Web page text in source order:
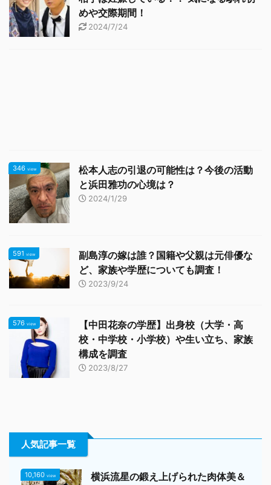
めや交際期間！
2024/7/24
346 view
松本人志の引退の可能性は？今後の活動
と浜田雅功の心境は？
2024/1/29
591 view
副島淳の嫁は誰？国籍や父親は元俳優な
ど、家族や学歴についても調査！
2023/9/24
576 view
【中田花奈の学歴】出身校（大学・高
校・中学校・小学校）や生い立ち、家族
構成を調査
2023/8/27
人気記事一覧
10,160 view
横浜流星の鍛え上げられた肉体美＆